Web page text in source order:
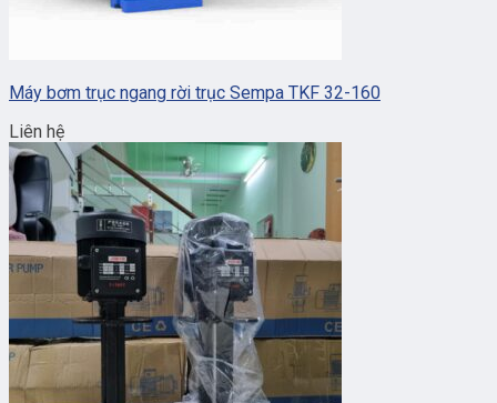
Máy bơm trục ngang rời trục Sempa TKF 32-160
Liên hệ